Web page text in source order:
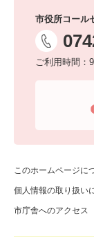
市役所コール
ご利用時間：
このホームページに
個人情報の取り扱い
市庁舎へのアクセス